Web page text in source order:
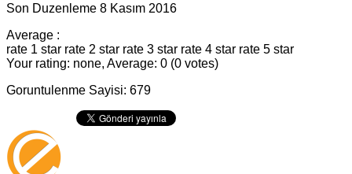
Son Duzenleme 8 Kasım 2016
Average :
rate 1 star rate 2 star rate 3 star rate 4 star rate 5 star
Your rating: none, Average: 0 (0 votes)
Goruntulenme Sayisi: 679